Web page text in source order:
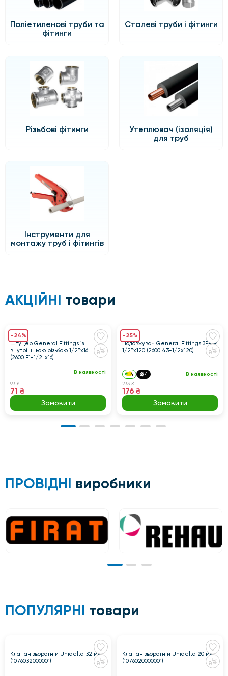
Поліетиленові труби та
фітинги
Сталеві труби і фітинги
Різьбові фітинги
Утеплювач (ізоляція)
для труб
Інструменти для
монтажу труб і фітингів
АКЦІЙНІ товари
-24%
Штуцер General Fittings із
внутрішньою різьбою 1/2"x16
(2600.F1-1/2"x16)
В наявності
93 ₴
71 ₴
Замовити
-25%
Подовжувач General Fittings ЗР-ЗР
1/2"x120 (2600.43-1/2x120)
4 4 В наявності
233 ₴
176 ₴
Замовити
ПРОВІДНІ виробники
ПОПУЛЯРНІ товари
Клапан зворотній Unidelta 32 мм
(1076032000001)
Клапан зворотній Unidelta 20 мм
(1076020000001)